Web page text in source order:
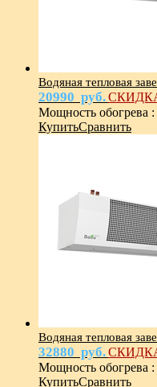
Водяная тепловая
20990 руб.
Мощность обогрева :
КупитьСравнить
Водяная тепловая
32880 руб.
Мощность обогрева :
КупитьСравнить